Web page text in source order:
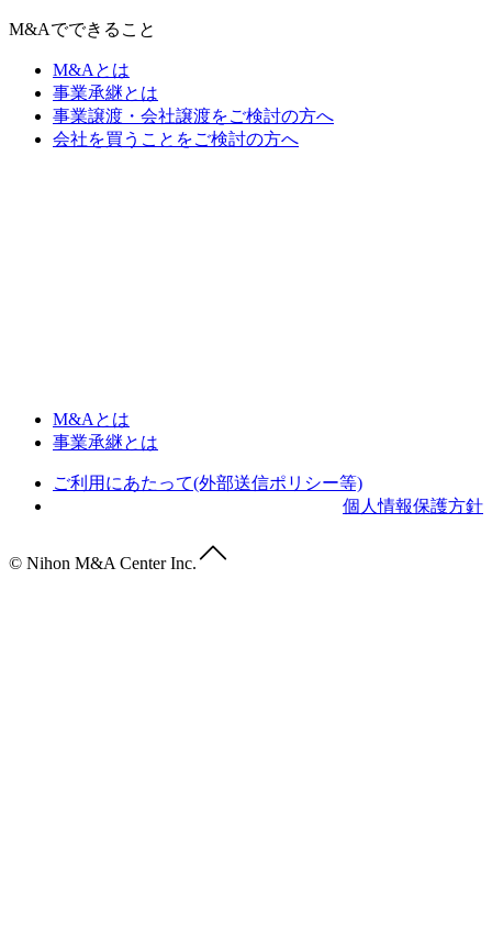
M&Aでできること
M&Aとは
事業承継とは
事業譲渡・会社譲渡をご検討の方へ
会社を買うことをご検討の方へ
M&Aとは
事業承継とは
ご利用にあたって(外部送信ポリシー等)
個人情報保護方針
© Nihon M&A Center Inc.